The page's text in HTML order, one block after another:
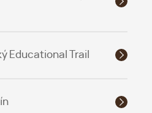
Educational Trail